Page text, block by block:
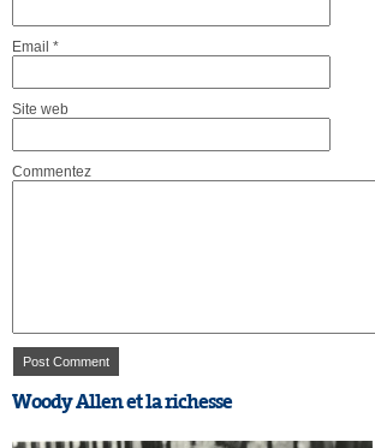
Email *
Site web
Commentez
Woody Allen et la richesse